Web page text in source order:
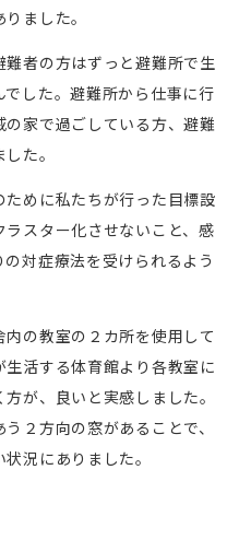
ました。
者の方はずっと避難所で生
した。避難所から仕事に行
家で過ごしている方、避難
た。
めに私たちが行った目標設
スター化させないこと、感
対症療法を受けられるよう
の教室の２カ所を使用して
活する体育館より各教室に
が、良いと実感しました。
２方向の窓があることで、
況にありました。